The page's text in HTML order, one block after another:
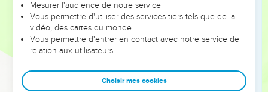
grand-mère, parce qu'elle avait fait une idole en l’honneur
d’Astarté. Asa abattit son idole, la réduisit en poussière et la
brûla au bord du torrent du Cédron.
17
même si Asa s’attacha sans réserve à Dieu pendant toute sa
Mesurer l'audience de notre service
Vous permettre d'utiliser des services tiers tels que de la
vidéo, des cartes du monde…
Vous permettre d'entrer en contact avec notre service de
relation aux utilisateurs.
Choisir mes cookies